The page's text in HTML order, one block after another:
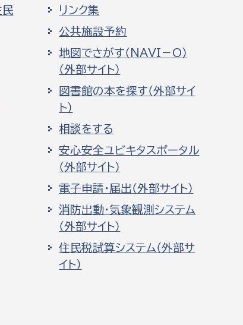
民
リンク集
公共施設予約
地図でさがす（NAVI－O）
（外部サイト）
図書館の本を探す（外部サイ
ト）
相談をする
安心安全ユビキタスポータル
（外部サイト）
電子申請・届出（外部サイト）
消防出動・気象観測システム
（外部サイト）
住民税試算システム（外部サ
イト）